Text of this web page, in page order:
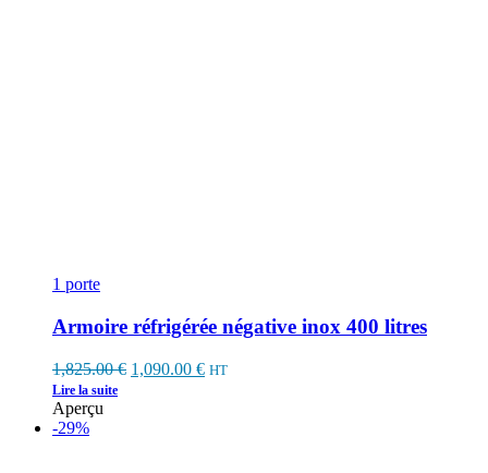
1 porte
Armoire réfrigérée négative inox 400 litres
1,825.00€ Original
1,090.00 €Current
HT
Lire la suite
Aperçu
-29%